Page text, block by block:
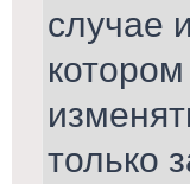
случае
только